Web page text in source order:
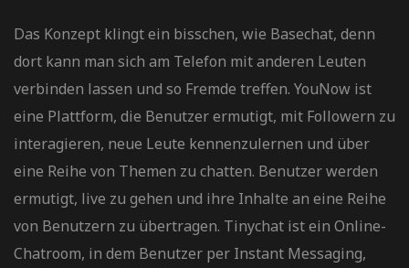
Das Konzept klingt ein bisschen, wie Basechat, denn
dort kann man sich am Telefon mit anderen Leuten
verbinden lassen und so Fremde treffen. YouNow ist
eine Plattform, die Benutzer ermutigt, mit Followern zu
interagieren, neue Leute kennenzulernen und über
eine Reihe von Themen zu chatten. Benutzer werden
ermutigt, live zu gehen und ihre Inhalte an eine Reihe
von Benutzern zu übertragen. Tinychat ist ein Online-
Chatroom, in dem Benutzer per Instant Messaging,